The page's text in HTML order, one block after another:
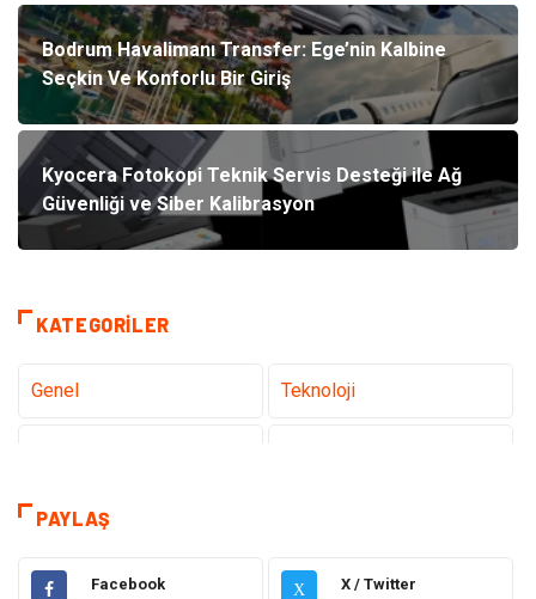
Bodrum Havalimanı Transfer: Ege’nin Kalbine
Seçkin Ve Konforlu Bir Giriş
Kyocera Fotokopi Teknik Servis Desteği ile Ağ
Güvenliği ve Siber Kalibrasyon
KATEGORILER
Genel Teknoloji
Eğitim
Dekorasyon Elektronik
PAYLAŞ
Facebook X X / Twitter